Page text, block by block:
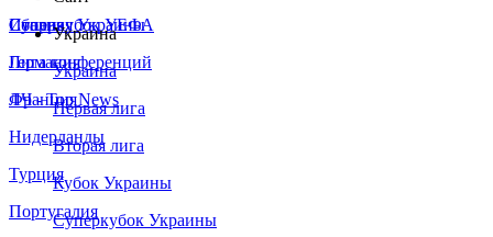
Сборная Украины
Италия
Германия
Франция
Нидерланды
Турция
Португалия
Суперкубок УЕФА
Лига конференций
ЛЧ - Top News
Украина
Украина
Первая лига
Вторая лига
Кубок Украины
Суперкубок Украины